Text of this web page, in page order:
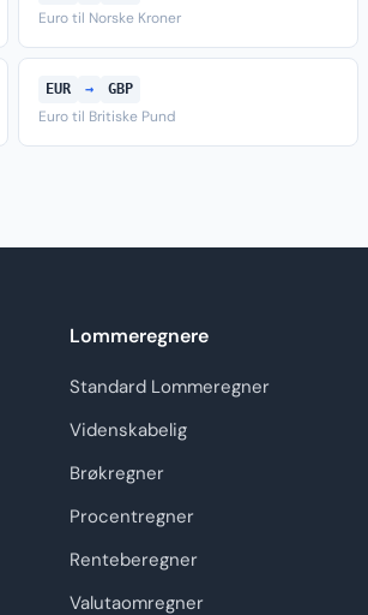
Euro til Norske Kroner
EUR → GBP
Euro til Britiske Pund
Lommeregnere
Standard Lommeregner
Videnskabelig
Brøkregner
Procentregner
Renteberegner
Valutaomregner